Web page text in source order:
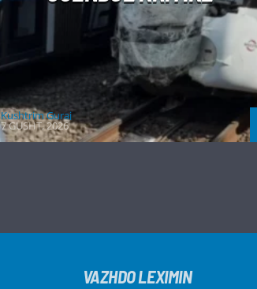
Kushtrim Guraj
7 GUSHT, 2026
VAZHDO LEXIMIN